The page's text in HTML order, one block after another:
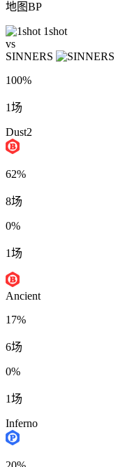
地图BP
1shot
vs
SINNERS
100%
1场
Dust2
62%
8场
0%
1场
Ancient
17%
6场
0%
1场
Inferno